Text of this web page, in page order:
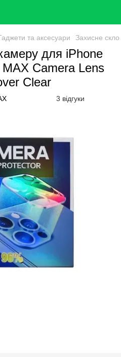
та аксесуари Захисне
для iPhone
Camera Lens
Clear
3 відгуки